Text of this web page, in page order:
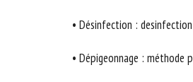
• Désinfection :
• Dépigeonnage : méthode